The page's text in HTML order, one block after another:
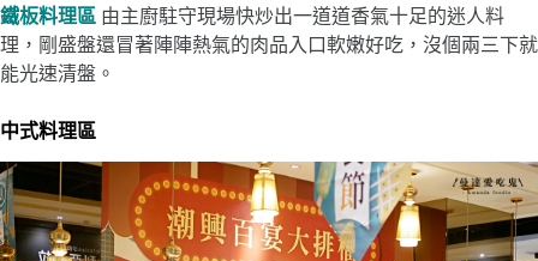
鐵板料理區 由主廚駐守現場快炒出一道道香氣十足的迷人料
理，剛盛盤還冒著陣陣熱氣的肉品入口軟嫩好吃，沒個兩三下就
能光速清盤。
中式料理區